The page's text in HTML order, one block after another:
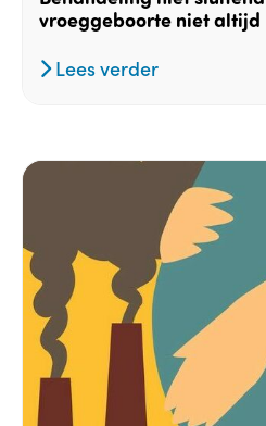
vroeggeboorte niet altijd
Lees verder